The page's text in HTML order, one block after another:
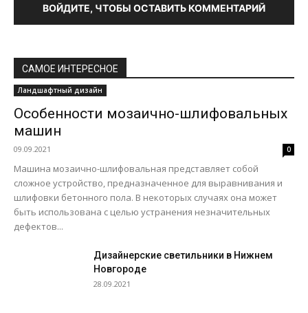
ВОЙДИТЕ, ЧТОБЫ ОСТАВИТЬ КОММЕНТАРИЙ
САМОЕ ИНТЕРЕСНОЕ
Ландшафтный дизайн
Особенности мозаично-шлифовальных
машин
09.09.2021 0
Машина мозаично-шлифовальная представляет собой
сложное устройство, предназначенное для выравнивания и
шлифовки бетонного пола. В некоторых случаях она может
быть использована с целью устранения незначительных
дефектов...
Дизайнерские светильники в Нижнем
Новгороде
28.09.2021